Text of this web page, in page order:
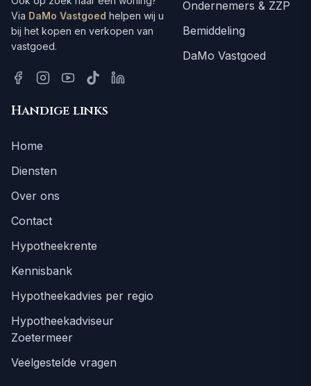
Via DaMo Vastgoed helpen wij u
bij het kopen en verkopen van
vastgoed.
Ondernemers & ZZP
Bemiddeling
DaMo Vastgoed
Handige links
Home
Diensten
Over ons
Contact
Hypotheekrente
Kennisbank
Hypotheekadvies per regio
Hypotheekadviseur
Zoetermeer
Veelgestelde vragen